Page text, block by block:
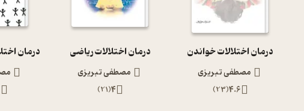
درمان اختلالات خواندن
مصطفی تبریزی
4.6
(
23
)
درمان اختلالات ریاضی
مصطفی تبریزی
4
(
21
)